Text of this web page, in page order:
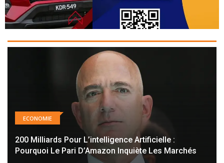
ECONOMIE
200 Milliards Pour L’intelligence Artificielle :
Pourquoi Le Pari D’Amazon Inquiète Les Marchés